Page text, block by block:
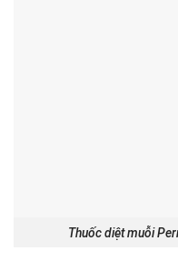
Thuốc diệt muỗi